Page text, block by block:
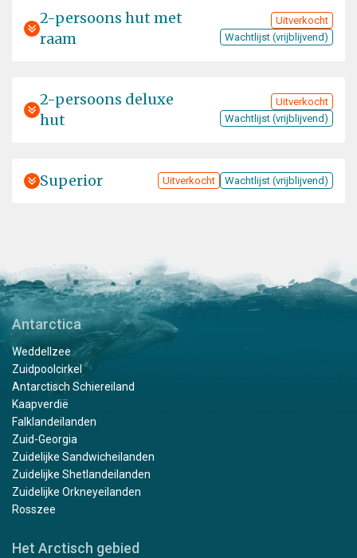
2-persoons hut met
raam
Uitverkocht
Wachtlijst (vrijblijvend)
2-persoons deluxe
hut
Uitverkocht
Wachtlijst (vrijblijvend)
Superior Uitverkocht Wachtlijst (vrijblijvend)
Antarctica
Weddellzee
Zuidpoolcirkel
Antarctisch Schiereiland
Kaapverdië
Falklandeilanden
Zuid-Georgia
Zuidelijke Sandwicheilanden
Zuidelijke Shetlandeilanden
Zuidelijke Orkneyeilanden
Rosszee
Het Arctisch gebied